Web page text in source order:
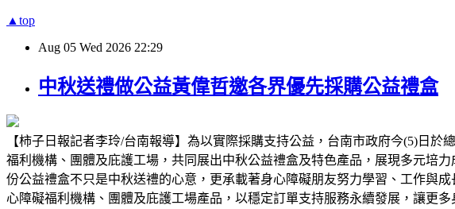
▲top
Aug 05 Wed 2026 22:29
中秋送禮做公益黃偉哲邀各界優先採購公益禮盒
【柿子日報記者李玲/台南報導】為以實際採購支持公益，台南市政府今(5)日
福利機構、團體及庇護工場，共同展出中秋公益禮盒及特色產品，展現多元培
份公益禮盒不只是中秋送禮的心意，更承載著身心障礙朋友努力學習、工作與
心障礙福利機構、團體及庇護工場產品，以穩定訂單支持服務永續發展，讓更